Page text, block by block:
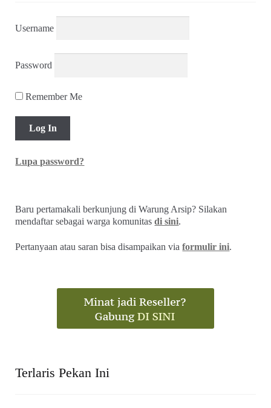
Username
Password
Remember Me
Lupa password?
Baru pertamakali berkunjung di Warung Arsip? Silakan
mendaftar sebagai warga komunitasdi sini.
Pertanyaan atau saran bisa disampaikan viaformulir ini.
Terlaris Pekan Ini